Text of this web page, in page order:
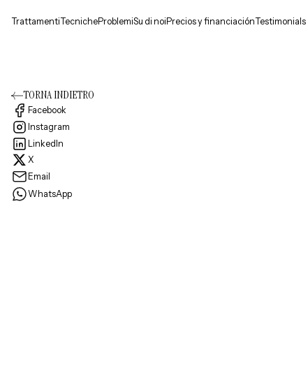
TrattamentiTecnicheProblemiSu di noi Precios y financiaciónTestimonials
TORNA INDIETRO
Facebook
Instagram
LinkedIn
X
Email
WhatsApp